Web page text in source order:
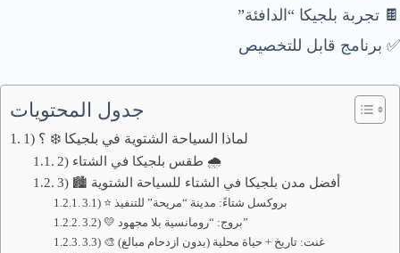
🍫 تجربة بلجيكا “الدافئة”
✅ برنامج قابل للتخصيص
جدول المحتويات
1) لماذا السياحة الشتوية في بلجيكا ❄️ ؟
2) طقس بلجيكا في الشتاء 🌧️
3) 🏙️ أفضل مدن بلجيكا في الشتاء للسياحة الشتوية
3.1) ⭐ بروكسل شتاءً: مدينة “مريحة” للتنفيذ
3.2) 💛 بروج: “رومانسية بلا مجهود”
3.3) 🎨 غنت: تاريخ + حياة محلية (بدون ازدحام مبالغ)